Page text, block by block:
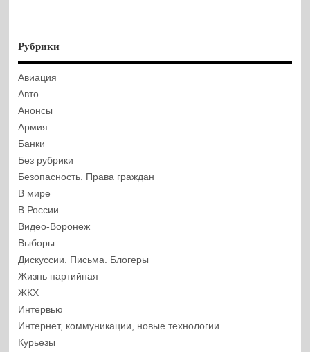
Рубрики
Авиация
Авто
Анонсы
Армия
Банки
Без рубрики
Безопасность. Права граждан
В мире
В России
Видео-Воронеж
Выборы
Дискуссии. Письма. Блогеры
Жизнь партийная
ЖКХ
Интервью
Интернет, коммуникации, новые технологии
Курьезы